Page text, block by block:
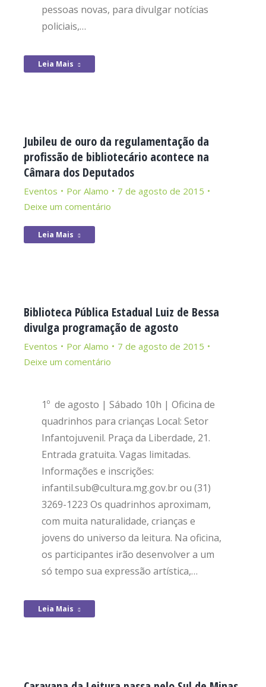
pessoas novas, para divulgar notícias
policiais,…
Leia Mais
Jubileu de ouro da regulamentação da
profissão de bibliotecário acontece na
Câmara dos Deputados
Eventos Por Alamo
7 de agosto de 2015
Deixe um comentário
Leia Mais
Biblioteca Pública Estadual Luiz de Bessa
divulga programação de agosto
Eventos Por Alamo
7 de agosto de 2015
Deixe um comentário
1º de agosto | Sábado 10h | Oficina de
quadrinhos para crianças Local: Setor
Infantojuvenil. Praça da Liberdade, 21.
Entrada gratuita. Vagas limitadas.
Informações e inscrições:
infantil.sub@cultura.mg.gov.br ou (31)
3269-1223 Os quadrinhos aproximam,
com muita naturalidade, crianças e
jovens do universo da leitura. Na oficina,
os participantes irão desenvolver a um
só tempo sua expressão artística,…
Leia Mais